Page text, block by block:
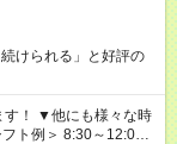
けられる」と好評の
な時
ト例＞ 8:30～12:00